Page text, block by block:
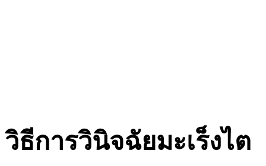
วิธีการวินิจฉัยมะเร็งไต